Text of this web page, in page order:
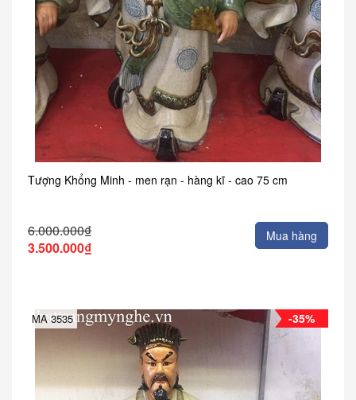
Tượng Khổng Minh - men rạn - hàng kĩ - cao 75 cm
6.000.000₫
3.500.000₫
Mua hàng
-35%
MA 3535